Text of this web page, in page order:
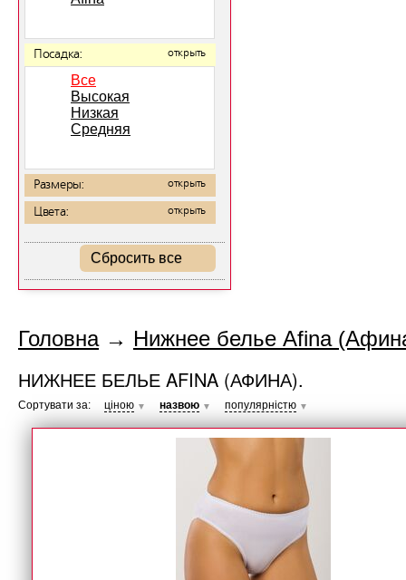
Посадка: открыть
Все
Высокая
Низкая
Средняя
Размеры: открыть
Цвета: открыть
Сбросить все
Головна→ Нижнее белье Afina
НИЖНЕЕ БЕЛЬЕ AFINA (АФИНА).
Сортувати за: ціною ▼ назвою ▼ популярністю ▼